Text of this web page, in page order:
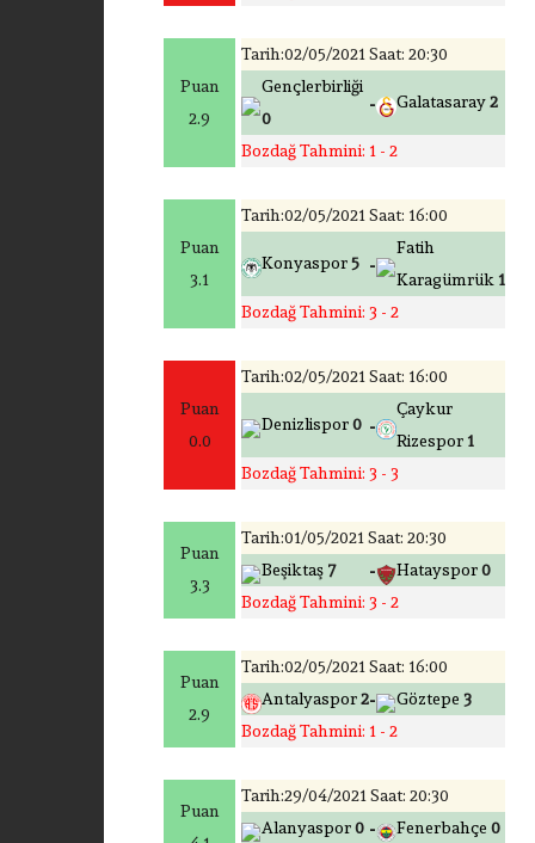
Puan
2.9
Tarih:02/05/2021 Saat: 20:30
Gençlerbirliği
0
- Galatasaray2
Bozdağ Tahmini: 1 - 2
Puan
3.1
Tarih:02/05/2021 Saat: 16:00
Konyaspor5 -
Fatih
Karagümrük 1
Bozdağ Tahmini: 3 - 2
Puan
0.0
Tarih:02/05/2021 Saat: 16:00
Denizlispor0 -
Çaykur
Rizespor1
Bozdağ Tahmini: 3 - 3
Puan
3.3
Tarih:01/05/2021 Saat: 20:30
Beşiktaş 7 - Hatayspor0
Bozdağ Tahmini: 3 - 2
Puan
2.9
Tarih:02/05/2021 Saat: 16:00
Antalyaspor2- Göztepe 3
Bozdağ Tahmini: 1 - 2
Puan
Tarih:29/04/2021 Saat: 20:30
Alanyaspor0 - Fenerbahçe 0